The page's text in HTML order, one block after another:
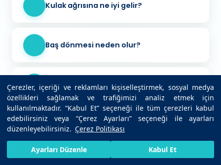
Çerezler, içeriği ve reklamları kişiselleştirmek, sosyal medya
özellikleri sağlamak ve trafiğimizi analiz etmek için
kullanılmaktadır. “Kabul Et” seçeneği ile tüm çerezleri kabul
edebilirsiniz veya “Çerez Ayarları” seçeneği ile ayarları
düzenleyebilirsiniz. Çerez Politikası
Ayarları Düzenle Kabul Et
Kulak ağrısına ne iyi gelir?
Baş dönmesi neden olur?
İnfluenza nedir?
Şeker hastalığının ilk belirtisi nedir?
HIZLI RANDEVU AL BIZE ULAŞIN